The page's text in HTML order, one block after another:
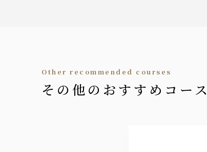
角玉の梅酒/小正の梅酒/鶴梅完熟
other recommended courses
その他のおすすめコース